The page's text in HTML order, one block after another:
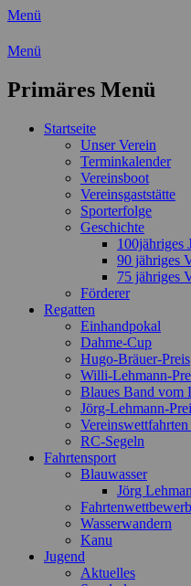
Menü
Wassersport-
Menü
Primäres Menü
Zum
Startseite
Unser Verein
Terminkalender
Vereinsboot
Vereinsgaststätte
Sporterfolge
Geschichte
100jähriges
90 jähriges
75 jähriges
Förderer
Regatten
Einhandpokal
Dahme-Cup
Hugo-Bräuer-Preis
Willi-Lehmann-
Blaues Band vom
Jörg-Lehmann-
RC-Segeln
Fahrtensport
Blauwasser
Jörg
Fahrtenwettbewerb
Wasserwandern
Kanu
Jugend
Aktuelles